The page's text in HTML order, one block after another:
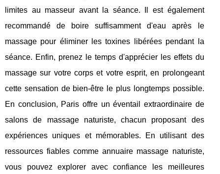
limites au masseur avant la séance. Il est également
recommandé de boire suffisamment d'eau après le
massage pour éliminer les toxines libérées pendant la
séance. Enfin, prenez le temps d'apprécier les effets du
massage sur votre corps et votre esprit, en prolongeant
cette sensation de bien-être le plus longtemps possible.
En conclusion, Paris offre un éventail extraordinaire de
salons de massage naturiste, chacun proposant des
expériences uniques et mémorables. En utilisant des
ressources fiables comme annuaire massage naturiste,
vous pouvez explorer avec confiance les meilleures